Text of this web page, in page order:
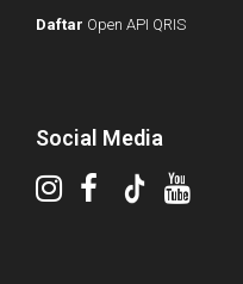
Daftar Open API QRIS
Social Media